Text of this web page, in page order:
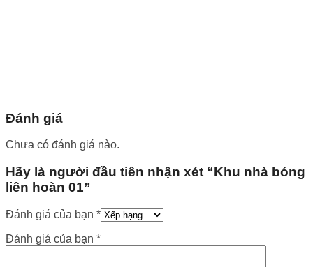
Đánh giá
Chưa có đánh giá nào.
Hãy là người đầu tiên nhận xét “Khu nhà bóng
liên hoàn 01”
Đánh giá của bạn *
Đánh giá của bạn *